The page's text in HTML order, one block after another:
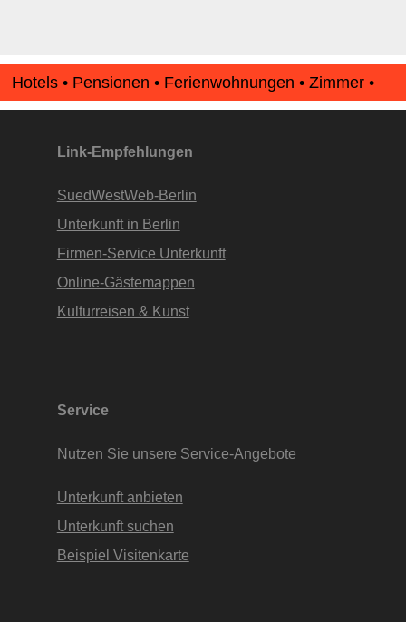
Hotels • Pensionen • Ferienwohnungen • Zimmer •
Apartments • www.Finde-Unterkunft.de
Link-Empfehlungen
SuedWestWeb-Berlin
Unterkunft in Berlin
Firmen-Service Unterkunft
Online-Gästemappen
Kulturreisen & Kunst
Service
Nutzen Sie unsere Service-Angebote
Unterkunft anbieten
Unterkunft suchen
Beispiel Visitenkarte